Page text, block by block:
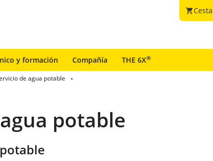
shopping_cart
y formación Compañía THE 6X®
de agua potable
potable